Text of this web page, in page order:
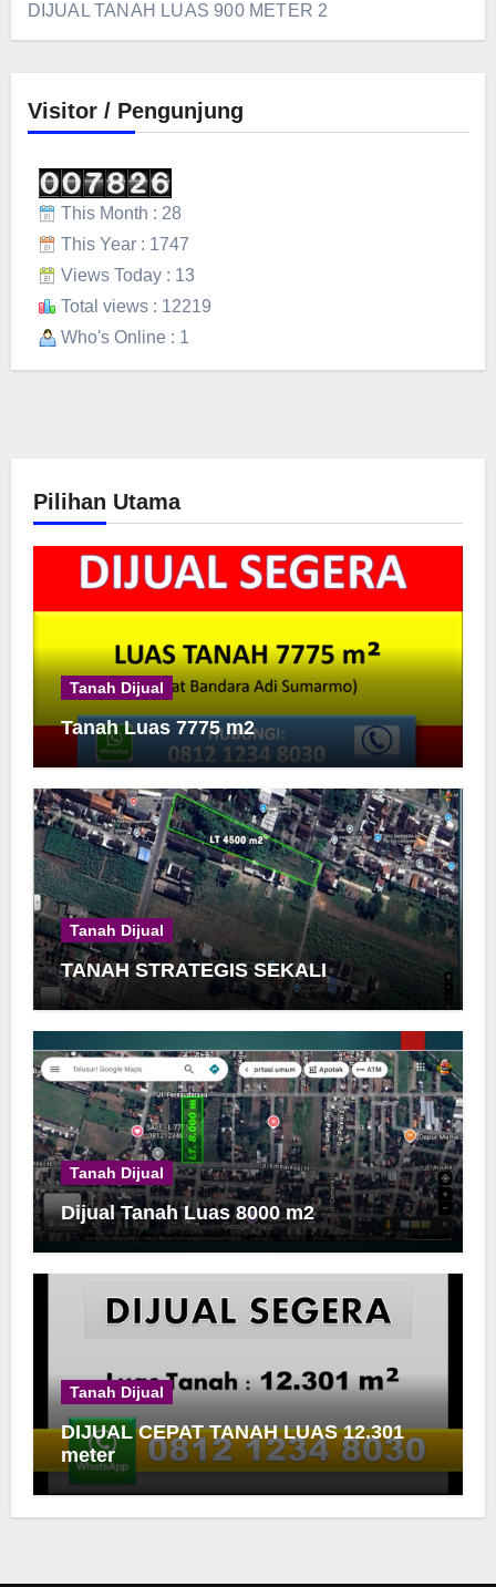
DIJUAL TANAH LUAS 900 METER 2
Visitor / Pengunjung
This Month : 28
This Year : 1747
Views Today : 13
Total views : 12219
Who's Online : 1
Pilihan Utama
Tanah Dijual
Tanah Luas 7775 m2
Tanah Dijual
TANAH STRATEGIS SEKALI
Tanah Dijual
Dijual Tanah Luas 8000 m2
Tanah Dijual
DIJUAL CEPAT TANAH LUAS 12.301
meter